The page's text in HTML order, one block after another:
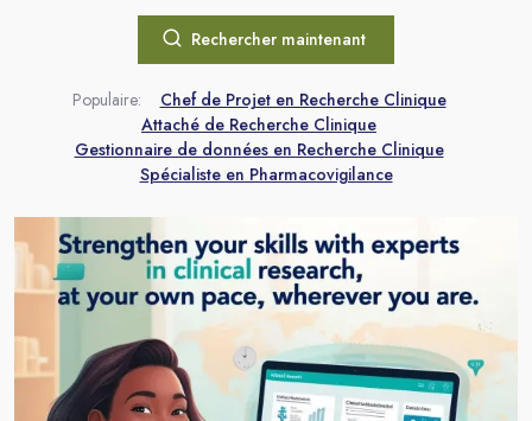
Rechercher maintenant
Populaire:
Chef de Projet en Recherche Clinique
Attaché de Recherche Clinique
Gestionnaire de données en Recherche Clinique
Spécialiste en Pharmacovigilance